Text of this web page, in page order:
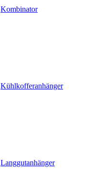
Kombinator
Kühlkofferanhänger
Langgutanhänger